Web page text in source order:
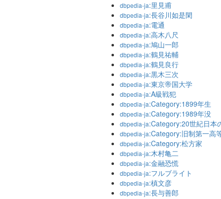
dbpedia-ja:里見甫
dbpedia-ja:長谷川如是閑
dbpedia-ja:電通
dbpedia-ja:高木八尺
dbpedia-ja:鳩山一郎
dbpedia-ja:鶴見祐輔
dbpedia-ja:鶴見良行
dbpedia-ja:黒木三次
dbpedia-ja:東京帝国大学
dbpedia-ja:A級戦犯
dbpedia-ja:Category:1899年生
dbpedia-ja:Category:1989年没
dbpedia-ja:Category:20世紀日本
dbpedia-ja:Category:旧制第一高
dbpedia-ja:Category:松方家
dbpedia-ja:木村亀二
dbpedia-ja:金融恐慌
dbpedia-ja:フルブライト
dbpedia-ja:槙文彦
dbpedia-ja:長与善郎